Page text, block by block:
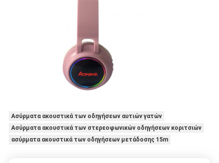
Ασύρματα ακουστικά των οδηγήσεων αυτιών γατών
Ασύρματα ακουστικά των στερεοφωνικών οδηγήσεων κοριτσιών
ασύρματα ακουστικά των οδηγήσεων μετάδοσης 15m